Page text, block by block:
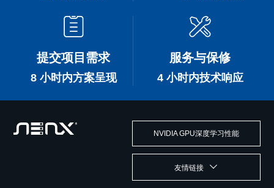
提交项目需求
8 小时内方案呈现
服务与保修
4 小时内技术响应
NVIDIA GPU深度学习性能
友情链接